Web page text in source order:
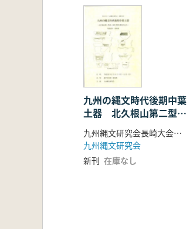
堤 英明 佐賀県の
中尾篤志 長崎県の
横澤 滋 大分県に
荒木隆宏 熊本県の
松林豊樹 宮崎県に
岩永勇亮 鹿児島県
山崎真治 沖縄県
【 「思うこと」人
池畑耕一「縄文人
上村俊雄「島と海
木下尚子「島わた
高宮広土「島の
新田栄治「ラン
九州の縄文時代後期中葉
土器 北久根山第二型
式〜西平式併行期を中心
に 発表要旨・資料集九州縄文研究会長崎大会事務局 編
九州縄文研究会
新刊 在庫なし